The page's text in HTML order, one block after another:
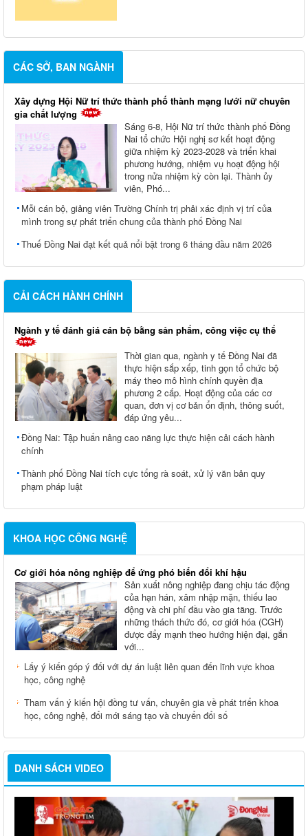
CÁC SỞ, BAN NGÀNH
Xây dựng Hội Nữ trí thức thành phố thành mạng lưới nữ chuyên
gia chất lượng
Sáng 6-8, Hội Nữ trí thức thành phố Đồng
Nai tổ chức Hội nghị sơ kết hoạt động
giữa nhiệm kỳ 2023-2028 và triển khai
phương hướng, nhiệm vụ hoạt động hội
trong nửa nhiệm kỳ còn lại. Thành ủy
viên, Phó...
Mỗi cán bộ, giảng viên Trường Chính trị phải xác định vị trí của
mình trong sự phát triển chung của thành phố Đồng Nai
Thuế Đồng Nai đạt kết quả nổi bật trong 6 tháng đầu năm 2026
CẢI CÁCH HÀNH CHÍNH
Ngành y tế đánh giá cán bộ bằng sản phẩm, công việc cụ thể
Thời gian qua, ngành y tế Đồng Nai đã
thực hiện sắp xếp, tinh gọn tổ chức bộ
máy theo mô hình chính quyền địa
phương 2 cấp. Hoạt động của các cơ
quan, đơn vị cơ bản ổn định, thông suốt,
đáp ứng yêu...
Đồng Nai: Tập huấn nâng cao năng lực thực hiện cải cách hành
chính
Thành phố Đồng Nai tích cực tổng rà soát, xử lý văn bản quy
phạm pháp luật
KHOA HỌC CÔNG NGHỆ
Cơ giới hóa nông nghiệp để ứng phó biến đổi khí hậu
Sản xuất nông nghiệp đang chịu tác động
của hạn hán, xâm nhập mặn, thiếu lao
động và chi phí đầu vào gia tăng. Trước
những thách thức đó, cơ giới hóa (CGH)
được đẩy mạnh theo hướng hiện đại, gắn
với...
Lấy ý kiến góp ý đối với dự án luật liên quan đến lĩnh vực khoa
học, công nghệ
Tham vấn ý kiến hội đồng tư vấn, chuyên gia về phát triển khoa
học, công nghệ, đổi mới sáng tạo và chuyển đổi số
DANH SÁCH VIDEO